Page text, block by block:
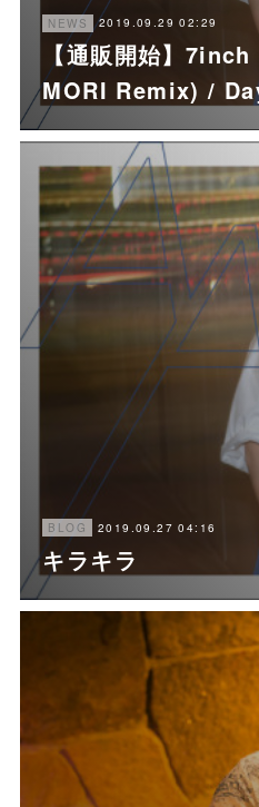
NEWS 2019.09.29 02:29
【通販開始】
MORI Remix) /
BLOG 2019.09.27 04:16
キラキラ